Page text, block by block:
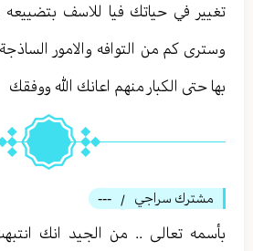
تغيير في حياتك فيا للاسف بتضييعه
وسترى كم من التوافه والامور
بها حتى الكبار منهم اعانك الله ووفقك
مشترك سراجي /
---
بأسمه تعالى .. من الجيد انك